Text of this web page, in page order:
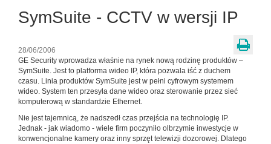
SymSuite - CCTV w wersji IP
28/06/2006
GE Security wprowadza właśnie na rynek nową rodzinę produktów –
SymSuite. Jest to platforma wideo IP, która pozwala iść z duchem
czasu. Linia produktów SymSuite jest w pełni cyfrowym systemem
wideo. System ten przesyła dane wideo oraz sterowanie przez sieć
komputerową w standardzie Ethernet.
Nie jest tajemnicą, że nadszedł czas przejścia na technologię IP.
Jednak - jak wiadomo - wiele firm poczyniło olbrzymie inwestycje w
konwencjonalne kamery oraz inny sprzęt telewizji dozorowej. Dlatego